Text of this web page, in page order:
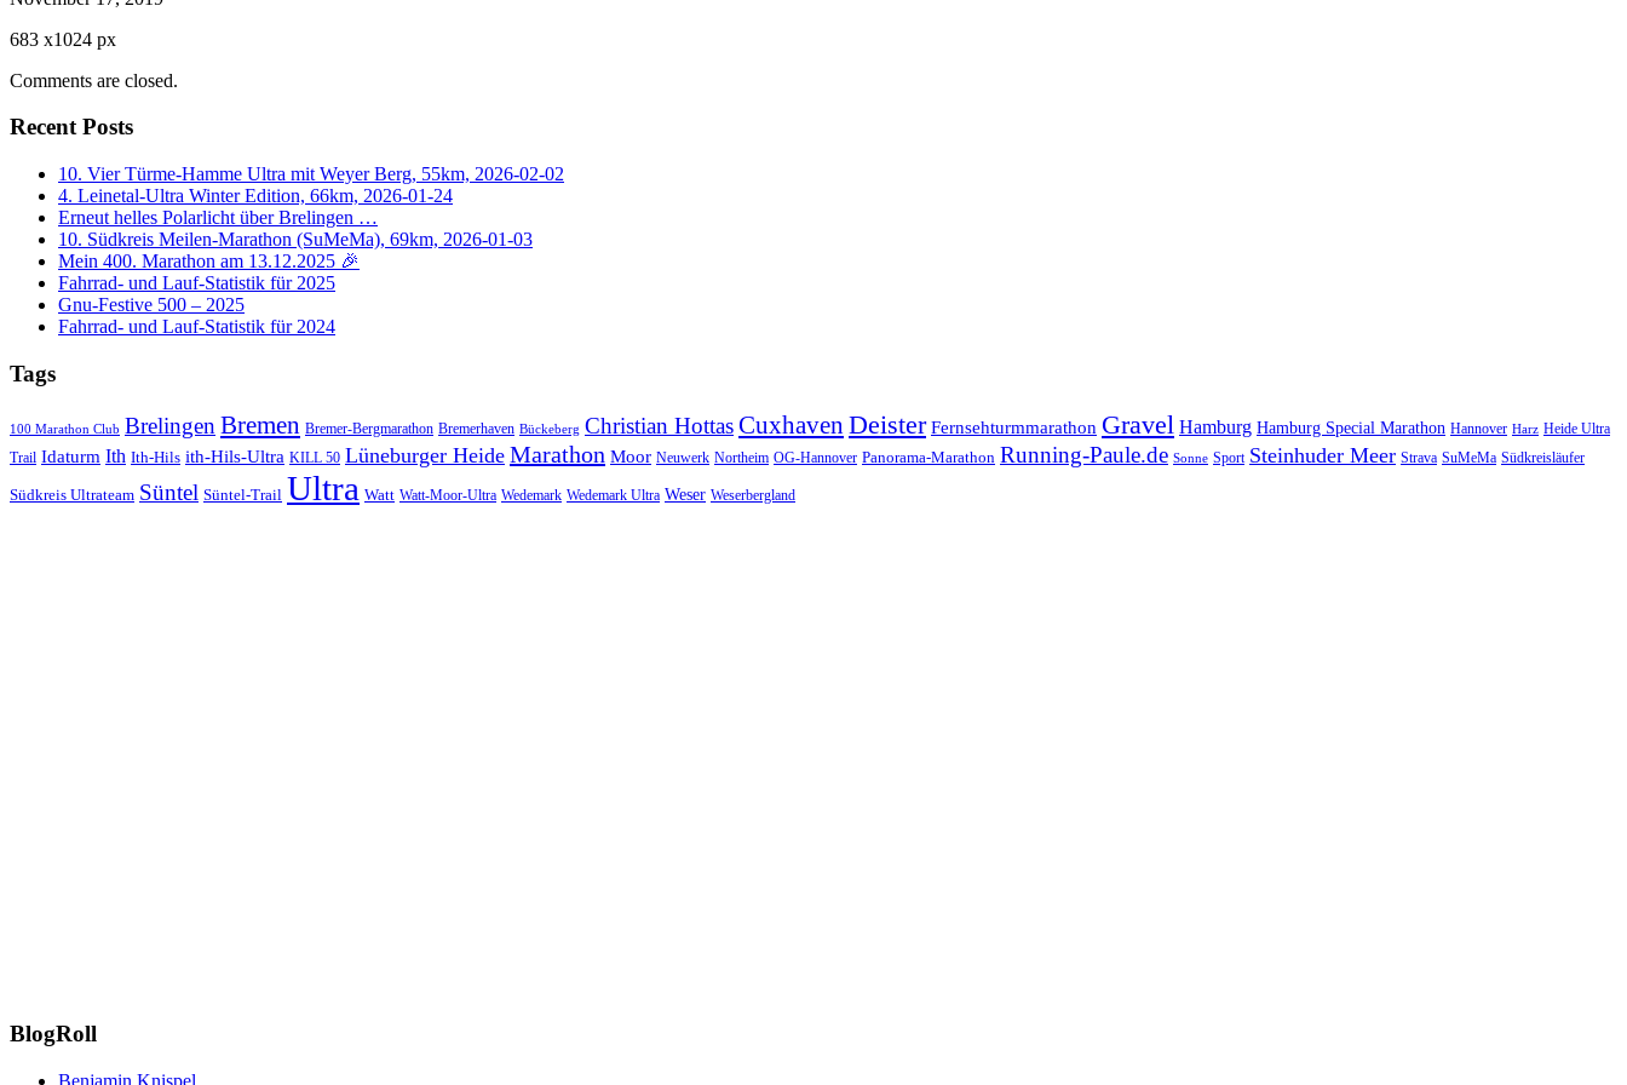
683 x1024 px
Comments are closed.
Recent Posts
10. Vier Türme-Hamme Ultra mit Weyer Berg, 55km, 2026-02-02
4. Leinetal-Ultra Winter Edition, 66km, 2026-01-24
Erneut helles Polarlicht über Brelingen …
10. Südkreis Meilen-Marathon (SuMeMa), 69km, 2026-01-03
Mein 400. Marathon am 13.12.2025 🎉
Fahrrad- und Lauf-Statistik für 2025
Gnu-Festive 500 – 2025
Fahrrad- und Lauf-Statistik für 2024
Tags
100 Marathon Club BrelingenBremen Bremer-Bergmarathon Bremerhaven Bückeberg Christian HottasCuxhaven Deister Fernsehturmmarathon Gravel Hamburg Hamburg Special Marathon Hannover Harz Heide Ultra
Trail Idaturm Ith Ith-Hils ith-Hils-Ultra KILL 50 Lüneburger Heide Marathon Moor Neuwerk Northeim OG-Hannover Panorama-Marathon Running-Paule.de Sonne Sport Steinhuder Meer Strava SuMeMa Südkreisläufer
Südkreis Ultrateam Süntel Süntel-Trail Ultra Watt Watt-Moor-Ultra Wedemark Wedemark Ultra Weser Weserbergland
BlogRoll
Benjamin Knispel